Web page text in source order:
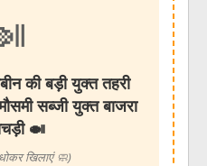
की बड़ी युक्त तहरी
सब्जी युक्त बाजरा
🍛
खिलाएं 🧼)